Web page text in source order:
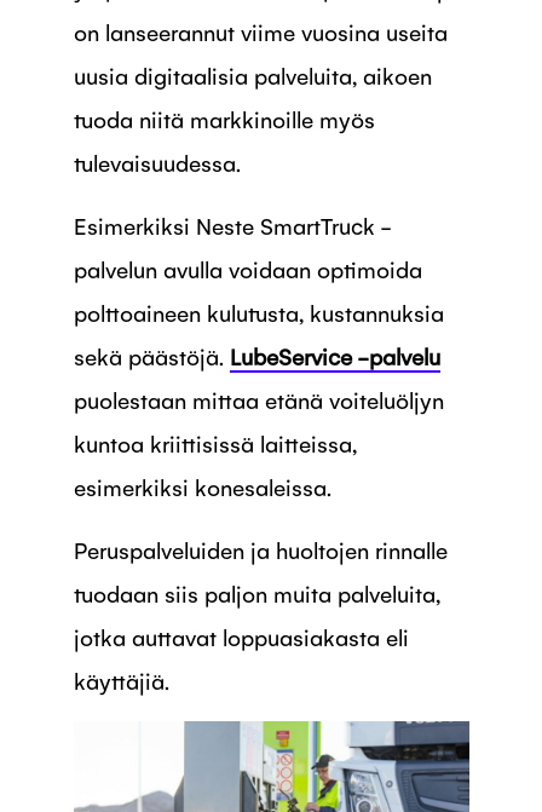
on lanseerannut viime vuosina useita
uusia digitaalisia palveluita, aikoen
tuoda niitä markkinoille myös
tulevaisuudessa.
Esimerkiksi Neste SmartTruck -
palvelun avulla voidaan optimoida
polttoaineen kulutusta, kustannuksia
sekä päästöjä. LubeService -palvelu
puolestaan mittaa etänä voiteluöljyn
kuntoa kriittisissä laitteissa,
esimerkiksi konesaleissa.
Peruspalveluiden ja huoltojen rinnalle
tuodaan siis paljon muita palveluita,
jotka auttavat loppuasiakasta eli
käyttäjiä.